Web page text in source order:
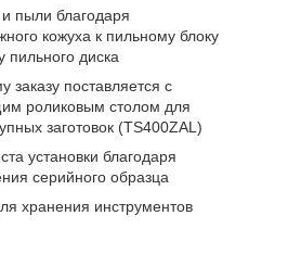
и пыли благодаря
кожуха к пильному блоку
пильного диска
заказу поставляется с
роликовым столом для
заготовок (TS400ZAL)
установки благодаря
серийного образца
хранения инструментов